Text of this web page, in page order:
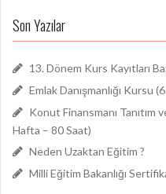
Son Yazılar
13. Dönem Kurs Kayıtları
Emlak Danışmanlığı Kursu
Konut Finansmanı Tanıtım
Hafta – 80 Saat)
Neden Uzaktan Eğitim ?
Milli Eğitim Bakanlığı